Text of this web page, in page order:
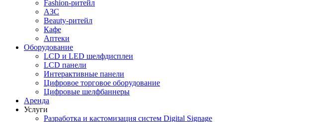
Fashion-ритейл
АЗС
Beauty-ритейл
Кафе
Аптеки
Оборудование
LCD и LED шелфдисплеи
LCD панели
Интерактивные панели
Цифровое торговое оборудование
Цифровые шелфбаннеры
Аренда
Услуги
Разработка и кастомизация cистем Digital Signage